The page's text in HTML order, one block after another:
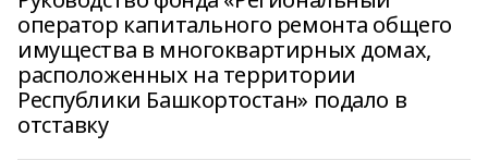
оператор капитального ремонта общего
имущества в многоквартирных домах,
расположенных на территории
Республики Башкортостан» подало в
отставку